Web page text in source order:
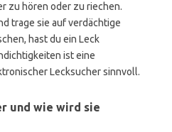
zu hören oder zu riechen.
trage sie auf verdächtige
hast du ein Leck
ist eine
Lecksucher sinnvoll.
und wie wird sie